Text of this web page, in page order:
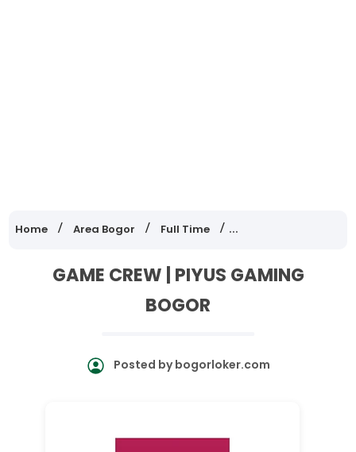
Home Area Bogor Full Time Lowongan Kerja
GAME CREW | PIYUS GAMING
BOGOR
Posted bybogorloker.com